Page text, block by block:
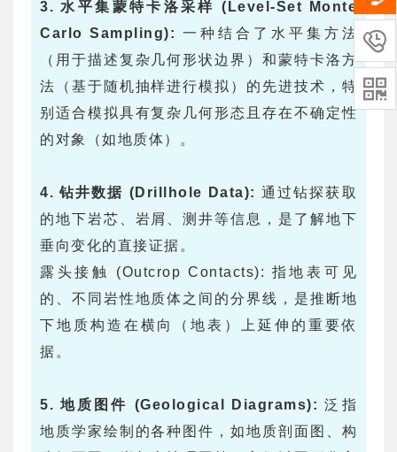
3. 水平集蒙特卡洛采样 (Level-Set Monte
Carlo Sampling):一种结合了水平集方法
（用于描述复杂几何形状边界）和蒙特卡洛方
法（基于随机抽样进行模拟）的先进技术，特
别适合模拟具有复杂几何形态且存在不确定性
的对象（如地质体）。
4. 钻井数据 (Drillhole Data): 通过钻探获取
的地下岩芯、岩屑、测井等信息，是了解地下
垂向变化的直接证据。
露头接触 (Outcrop Contacts): 指地表可见
的、不同岩性地质体之间的分界线，是推断地
下地质构造在横向（地表）上延伸的重要依
据。
5. 地质图件 (Geological Diagrams):泛指
地质学家绘制的各种图件，如地质剖面图、构

